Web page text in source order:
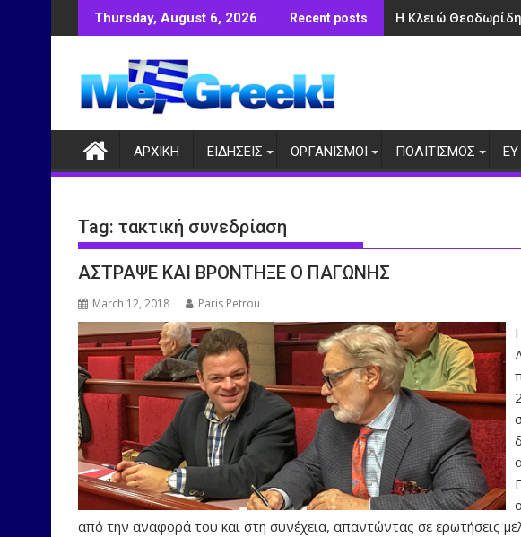
to
Thursday, August 6, 2026 Recent posts Η Κλειώ
ΑΡΧΙΚΗ ΕΙΔΗΣΕΙΣ ΟΡΓΑΝΙΣΜΟΙ ΠΟΛΙΤΙΣΜΟΣ
Tag: τακτική συνεδρίαση
ΑΣΤΡΑΨΕ ΚΑΙ ΒΡΟΝΤΗΞΕ Ο ΠΑΓΩΝΗΣ
March 12, 2018 Paris Petrou
από την αναφορά του και στη συνέχεια, απαντώντας σε ερωτήσεις